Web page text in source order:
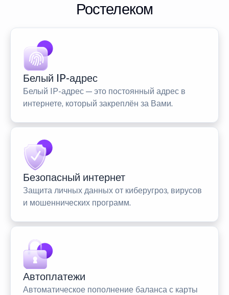
Ростелеком
Белый IP-адрес
Белый IP-адрес — это постоянный адрес в
интернете, который закреплён за Вами.
Безопасный интернет
Защита личных данных от киберугроз, вирусов
и мошеннических программ.
Автоплатежи
Автоматическое пополнение баланса с карты